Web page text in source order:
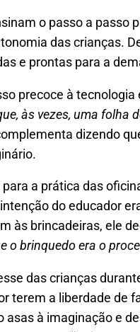
o passo a passo
das crianças.
e prontas para a
precoce à
às vezes, uma
dizendo
para a prática das
do educador
às brincadeiras, ele
o brinquedo era o
das crianças
terem a liberdade de
asas à imaginação e